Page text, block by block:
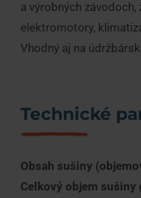
a výrobných
elektromotory,
Vhodný aj na
Technické
Obsah sušiny
Celkový objem sušiny